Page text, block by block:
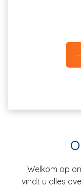
Welkom op
vindt u alles